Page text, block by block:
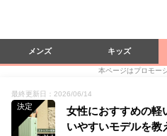
メンズ キッズ
本ページはプロモー
最終更新日：2026/06/14
決定
女性におすすめの軽
いやすいモデルを教